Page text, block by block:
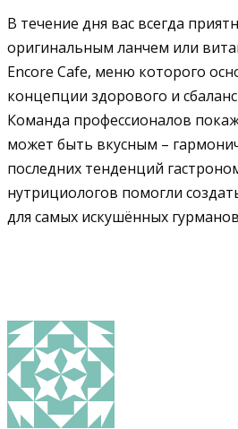
В течение дня вас всегда
оригинальным ланчем или
Encore Cafe, меню которого
концепции здорового и
Команда профессионалов
может быть вкусным –
последних тенденций
нутрициологов помогли
для самых искушённых